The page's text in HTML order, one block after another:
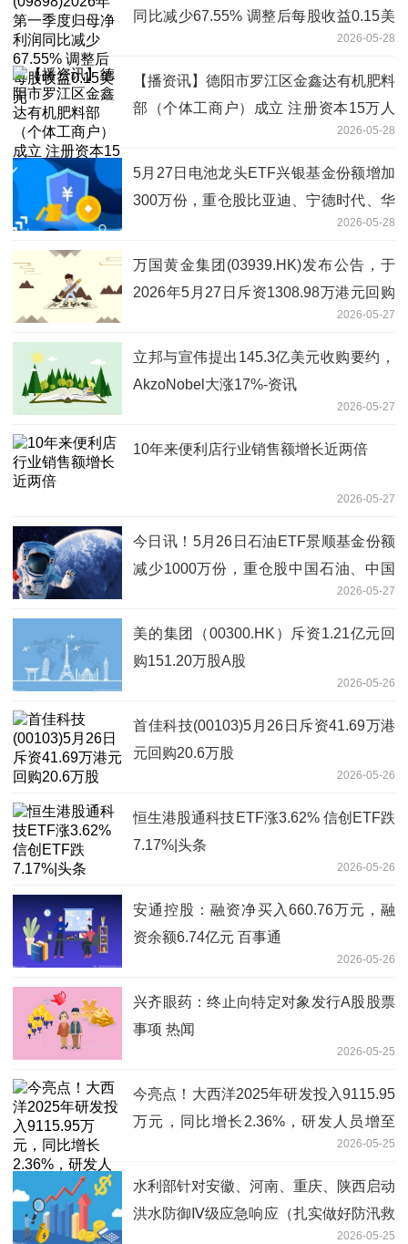
同比减少67.55% 调整后每股收益0.15美
2026-05-28
【播资讯】德阳市罗江区金鑫达有机肥料
部（个体工商户）成立 注册资本15万人
2026-05-28
5月27日电池龙头ETF兴银基金份额增加
300万份，重仓股比亚迪、宁德时代、华
2026-05-28
万国黄金集团(03939.HK)发布公告，于
2026年5月27日斥资1308.98万港元回购
2026-05-27
立邦与宣伟提出145.3亿美元收购要约，
AkzoNobel大涨17%-资讯
2026-05-27
10年来便利店行业销售额增长近两倍
2026-05-27
今日讯！5月26日石油ETF景顺基金份额
减少1000万份，重仓股中国石油、中国
2026-05-27
美的集团（00300.HK）斥资1.21亿元回
购151.20万股A股
2026-05-26
首佳科技(00103)5月26日斥资41.69万港
元回购20.6万股
2026-05-26
恒生港股通科技ETF涨3.62% 信创ETF跌
7.17%|头条
2026-05-26
安通控股：融资净买入660.76万元，融
资余额6.74亿元 百事通
2026-05-26
兴齐眼药：终止向特定对象发行A股股票
事项 热闻
2026-05-25
今亮点！大西洋2025年研发投入9115.95
万元，同比增长2.36%，研发人员增至
2026-05-25
水利部针对安徽、河南、重庆、陕西启动
洪水防御Ⅳ级应急响应（扎实做好防汛救
2026-05-25